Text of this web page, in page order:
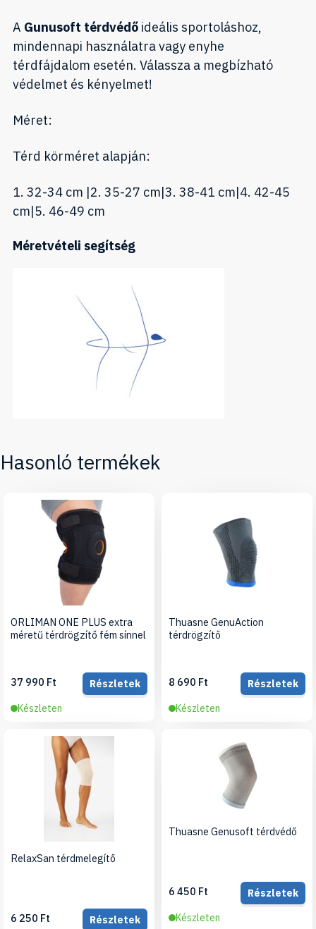
A Gunusoft térdvédő ideális sportoláshoz,
mindennapi használatra vagy enyhe
térdfájdalom esetén. Válassza a megbízható
védelmet és kényelmet!
Méret:
Térd körméret alapján:
1. 32-34 cm |2. 35-27 cm|3. 38-41 cm|4. 42-45
cm|5. 46-49 cm
Méretvételi segítség
Hasonló termékek
ORLIMAN ONE PLUS extra
méretű térdrögzítő fém sínnel
37 990 Ft
Részletek
Készleten
Thuasne GenuAction
térdrögzítő
8 690 Ft
Részletek
Készleten
RelaxSan térdmelegítő
6 250 Ft Részletek
Thuasne Genusoft térdvédő
6 450 Ft
Részletek
Készleten